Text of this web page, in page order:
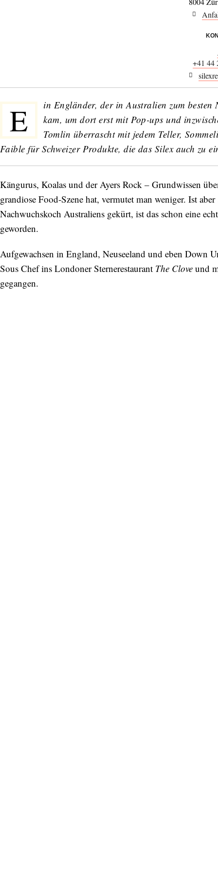
+41 44
E
in Engländer, der in Australien zum
kam, um dort erst mit Pop-ups und
Tomlin überrascht mit jedem Teller,
Faible für Schweizer Produkte, die das Silex auch zu
Kängurus, Koalas und der Ayers Rock – Grundwissen
grandiose Food-Szene hat, vermutet man weniger. Ist
Nachwuchskoch Australiens gekürt, ist das schon eine
geworden.
Aufgewachsen in England, Neuseeland und eben Down
Sous Chef ins Londoner Sternerestaurant The Clove und
gegangen.